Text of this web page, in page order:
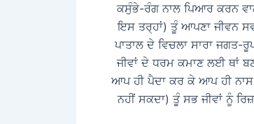
ਕਸੁੰਭੇ-ਰੰਗ ਨਾਲ ਪਿਆਰ ਕਰਨ
ਇਸ ਤਰ੍ਹਾਂ) ਤੂੰ ਆਪਣਾ ਜੀਵਨ
ਪਾਤਾਲ ਦੇ ਵਿਚਲਾ ਸਾਰਾ
ਜੀਵਾਂ ਦੇ ਧਰਮ ਕਮਾਣ ਲਈ ਥਾਂ
ਆਪ ਹੀ ਪੈਦਾ ਕਰ ਕੇ ਆਪ ਹੀ
ਨਹੀਂ ਸਕਦਾ) ਤੂੰ ਸਭ ਜੀਵਾਂ ਨੂੰ